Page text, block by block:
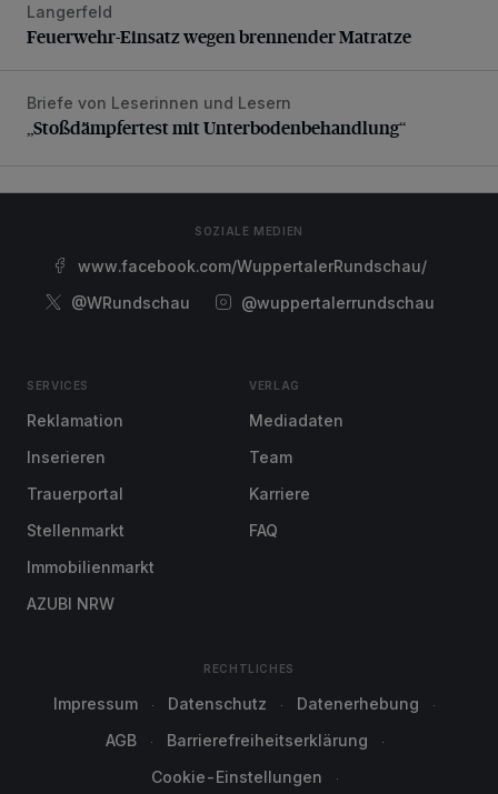
Feuerwehr-Einsatz wegen brennender Matratze
Langerfeld
Feuerwehr-Einsatz wegen brennender Matratze
„Stoßdämpfertest mit Unterbodenbehandlung“
Briefe von Leserinnen und Lesern
„Stoßdämpfertest mit Unterbodenbehandlung“
SOZIALE MEDIEN
www.facebook.com/WuppertalerRundschau/
@WRundschau
@wuppertalerrundschau
SERVICES
Reklamation
Inserieren
Trauerportal
Stellenmarkt
Immobilienmarkt
AZUBI NRW
VERLAG
Mediadaten
Team
Karriere
FAQ
RECHTLICHES
Impressum Datenschutz
Datenerhebung
AGB
Barrierefreiheitserklärung
Cookie-Einstellungen